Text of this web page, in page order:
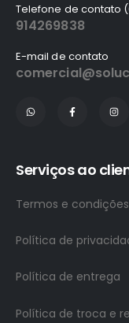
Telefone de contato
914269838
E-mail de contato
Serviços ao
Termos e condições
Política de
Política de entrega
Política de troca e